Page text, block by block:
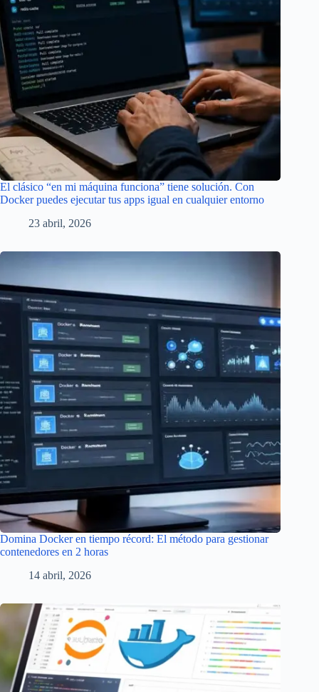
El clásico “en mi máquina funciona” tiene solución. Con
Docker puedes ejecutar tus apps igual en cualquier entorno
23 abril, 2026
Domina Docker en tiempo récord: El método para gestionar
contenedores en 2 horas
14 abril, 2026